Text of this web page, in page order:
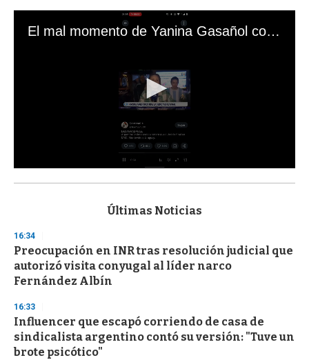
El mal momento de Yanina Gasañol con un hincha argentino en "Subrayado"
s
d
s
o
f
3
s
e
c
o
n
Últimas Noticias
16:34
Preocupación en INR tras resolución judicial que
autorizó visita conyugal al líder narco
Fernández Albín
16:33
Influencer que escapó corriendo de casa de
sindicalista argentino contó su versión: "Tuve un
brote psicótico"